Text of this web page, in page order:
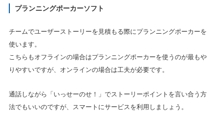
プランニングポーカーソフト
チームでユーザーストーリーを見積もる際にプランニングポーカーを
使います。
こちらもオフラインの場合はプランニングポーカーを使うのが最もや
りやすいですが、オンラインの場合は工夫が必要です。
通話しながら「いっせーのせ！」でストーリーポイントを言い合う方
法でもいいのですが、スマートにサービスを利用しましょう。